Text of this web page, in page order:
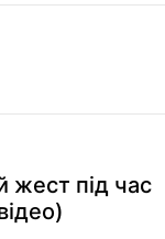
жест під час